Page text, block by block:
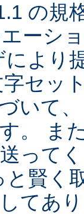
の規
ーシ
より
セッ
いて
。 ま
って
と賢く
てあ